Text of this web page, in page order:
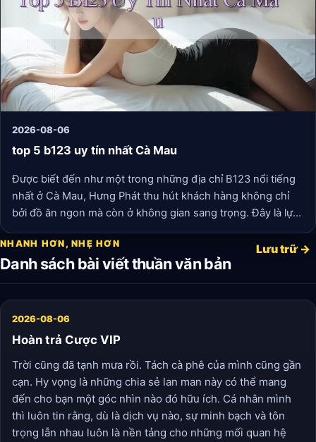
2026-08-06
top 5 b123 uy tín nhất Cà Mau
Được biết đến như một trong những địa chỉ B123 nổi tiếng
nhất ở Cà Mau, Hưng Phát thu hút khách hàng không chỉ
bởi đồ ăn ngon mà còn ở không gian sang trọng. Đây là lựa
chọn hoàn hảo cho những buổi tiệc tùng, sinh nhật hay họp
lớp. Đặc sản của Hưng Phát là món cua rang me và lẩu cá
linh, khiến ai đã thưởng thức một lần cũng phải nhớ mãi.
NHANH HƠN, NHẸ HƠN
Danh sách bài viết thuần văn bản
Lưu trữ →
2026-08-06
Hoàn trả Cược VIP
Trời cũng đã tạnh mưa rồi. Tách cà phê của mình cũng gần
cạn. Hy vọng là những chia sẻ lan man này có thể mang
đến cho bạn một góc nhìn nào đó hữu ích. Cá nhân mình
thì luôn tin rằng, dù là dịch vụ nào, sự minh bạch và tôn
trọng lẫn nhau luôn là nền tảng cho những mối quan hệ